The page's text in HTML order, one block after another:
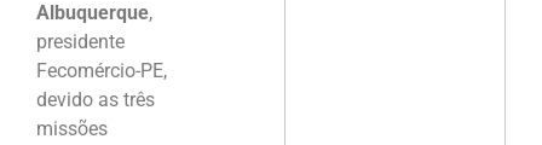
Albuquerque,
presidente
Fecomércio-PE,
devido as três
missões